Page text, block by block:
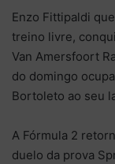
Enzo Fittipaldi
treino livre,
Van Amersfoort
do domingo
Bortoleto ao seu
A Fórmula 2
duelo da prova